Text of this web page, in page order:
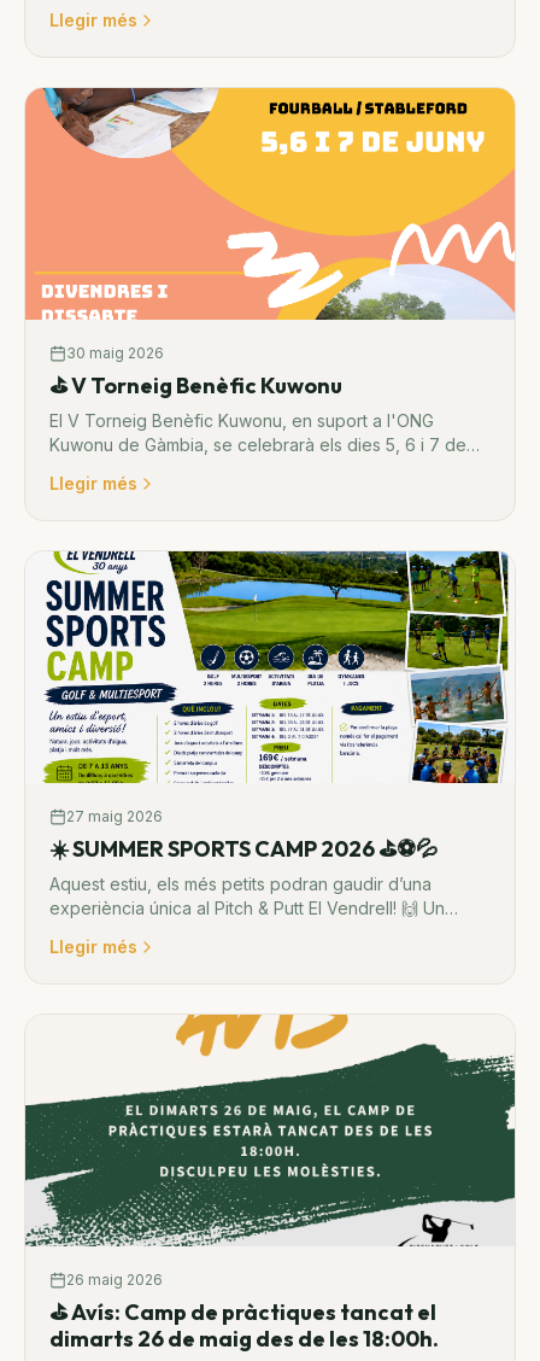
Llegir més
30 maig 2026
⛳ V Torneig Benèfic Kuwonu
El V Torneig Benèfic Kuwonu, en suport a l'ONG
Kuwonu de Gàmbia, se celebrarà els dies 5, 6 i 7 de
Llegir més
27 maig 2026
☀️ SUMMER SPORTS CAMP 2026 ⛳⚽💦
Aquest estiu, els més petits podran gaudir d’una
experiència única al Pitch & Putt El Vendrell! 🙌 Un
l’aire lliure perquè visquin unes vacances inoblidables
🌴
Llegir més
26 maig 2026
⛳️ Avís: Camp de pràctiques tancat el
dimarts 26 de maig des de les 18:00h.